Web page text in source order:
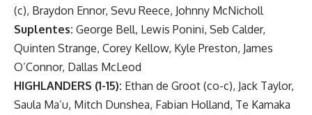
(c), Braydon Ennor, Sevu Reece, Johnny McNicholl
Suplentes: George Bell, Lewis Ponini, Seb Calder,
Quinten Strange, Corey Kellow, Kyle Preston, James
O’Connor, Dallas McLeod
HIGHLANDERS (1-15): Ethan de Groot (co-c), Jack Taylor,
Saula Ma’u, Mitch Dunshea, Fabian Holland, Te Kamaka